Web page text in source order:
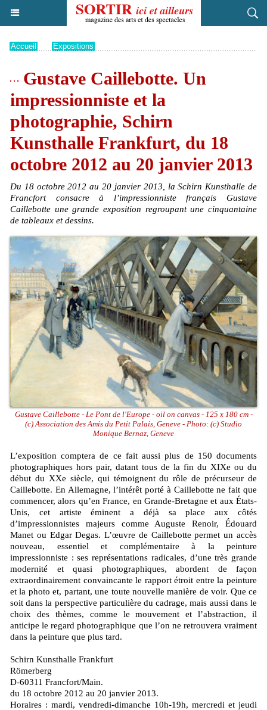
Accueil Expositions
Gustave Caillebotte. Un
impressionniste et la
photographie, Schirn
Kunsthalle Frankfurt, du 18
octobre 2012 au 20 janvier 2013
Du 18 octobre 2012 au 20 janvier 2013, la Schirn Kunsthalle de
Francfort consacre à l’impressionniste français Gustave
Caillebotte une grande exposition regroupant une cinquantaine
de tableaux et dessins.
Gustave Caillebotte - Le Pont de l'Europe - oil on canvas - 125 x 180 cm -
(c) Association des Amis du Petit Palais, Geneve - Photo: (c) Studio
Monique Bernaz, Geneve
L’exposition comptera de ce fait aussi plus de 150 documents
photographiques hors pair, datant tous de la fin du XIXe ou du
début du XXe siècle, qui témoignent du rôle de précurseur de
Caillebotte. En Allemagne, l’intérêt porté à Caillebotte ne fait que
commencer, alors qu’en France, en Grande-Bretagne et aux États-
Unis, cet artiste éminent a déjà sa place aux côtés
d’impressionnistes majeurs comme Auguste Renoir, Édouard
Manet ou Edgar Degas. L’œuvre de Caillebotte permet un accès
nouveau, essentiel et complémentaire à la peinture
impressionniste : ses représentations radicales, d’une très grande
modernité et quasi photographiques, abordent de façon
extraordinairement convaincante le rapport étroit entre la peinture
et la photo et, partant, une toute nouvelle manière de voir. Que ce
soit dans la perspective particulière du cadrage, mais aussi dans le
choix des thèmes, comme le mouvement et l’abstraction, il
anticipe le regard photographique que l’on ne retrouvera vraiment
dans la peinture que plus tard.
Schirn Kunsthalle Frankfurt
Römerberg
D-60311 Francfort/Main.
du 18 octobre 2012 au 20 janvier 2013.
Horaires : mardi, vendredi-dimanche 10h-19h, mercredi et jeudi